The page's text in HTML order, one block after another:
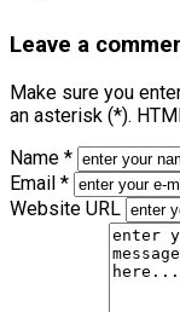
Leave a
Make sure you
an asterisk (*).
Name *
Email *
Website URL